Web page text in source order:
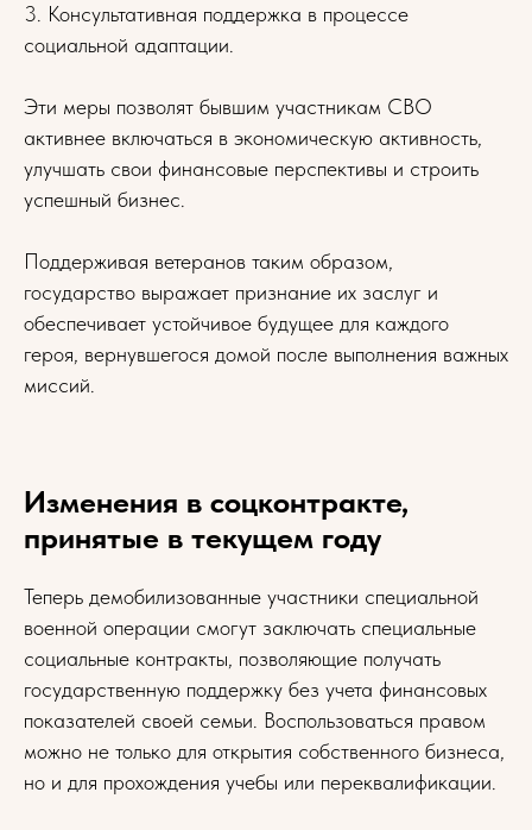
3. Консультативная поддержка в процессе
социальной адаптации.
Эти меры позволят бывшим участникам СВО
активнее включаться в экономическую активность,
улучшать свои финансовые перспективы и строить
успешный бизнес.
Поддерживая ветеранов таким образом,
государство выражает признание их заслуг и
обеспечивает устойчивое будущее для каждого
героя, вернувшегося домой после выполнения важных
миссий.
Изменения в соцконтракте,
принятые в текущем году
Теперь демобилизованные участники специальной
военной операции смогут заключать специальные
социальные контракты, позволяющие получать
государственную поддержку без учета финансовых
показателей своей семьи. Воспользоваться правом
можно не только для открытия собственного бизнеса,
но и для прохождения учебы или переквалификации.